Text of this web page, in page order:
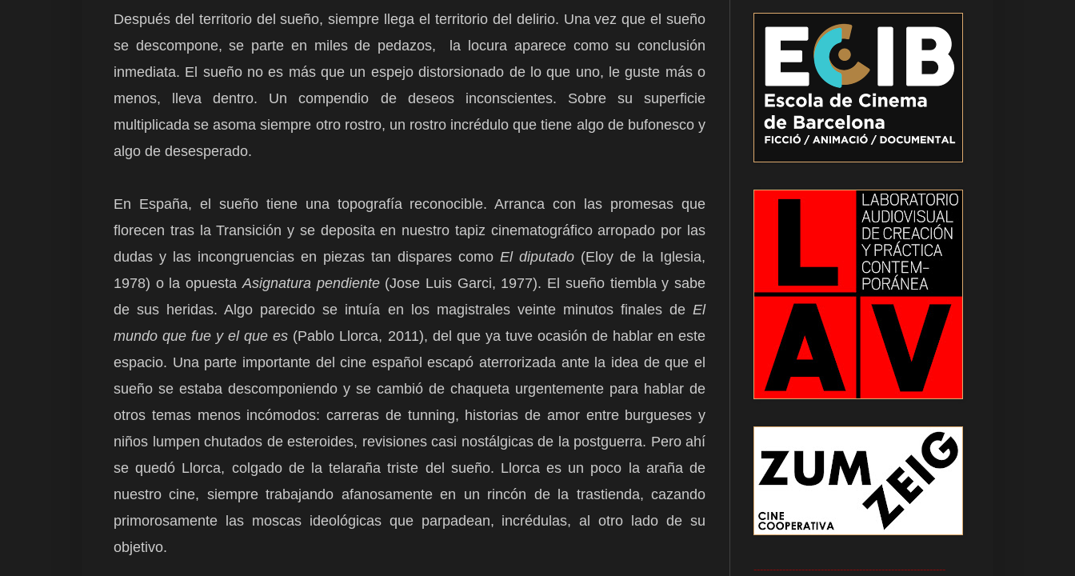
Después del territorio del sueño, siempre llega el territorio del delirio. Una vez que el sueño
se descompone, se parte en miles de pedazos,
la locura aparece como su conclusión
inmediata. El sueño no es más que un espejo distorsionado de lo que uno, le guste más o
menos, lleva dentro. Un compendio de deseos inconscientes. Sobre su superficie
multiplicada se asoma siempre otro rostro, un rostro incrédulo que tiene algo de bufonesco y
algo de desesperado.
En España, el sueño tiene una topografía reconocible. Arranca con las promesas que
florecen tras la Transición y se deposita en nuestro tapiz cinematográfico arropado por las
dudas y las incongruencias en piezas tan dispares como El diputado (Eloy de la Iglesia,
1978) o la opuesta Asignatura pendiente (Jose Luis Garci, 1977). El sueño tiembla y sabe
de sus heridas. Algo parecido se intuía en los magistrales veinte minutos finales de El
mundo que fue y el que es (Pablo Llorca, 2011), del que ya tuve ocasión de hablar en este
espacio. Una parte importante del cine español escapó aterrorizada ante la idea de que el
sueño se estaba descomponiendo y se cambió de chaqueta urgentemente para hablar de
otros temas menos incómodos: carreras de tunning, historias de amor entre burgueses y
niños lumpen chutados de esteroides, revisiones casi nostálgicas de la postguerra. Pero ahí
se quedó Llorca, colgado de la telaraña triste del sueño. Llorca es un poco la araña de
nuestro cine, siempre trabajando afanosamente en un rincón de la trastienda, cazando
primorosamente las moscas ideológicas que parpadean, incrédulas, al otro lado de su
objetivo.
------------------------------------------------------------